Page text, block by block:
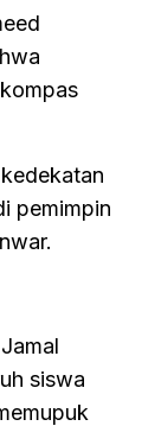
pemimpin
siswa